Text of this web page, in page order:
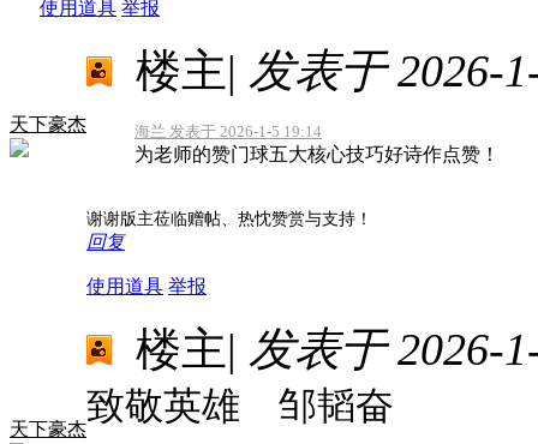
使用道具 举报
天下豪杰
楼主| 发表于 2026-
海兰 发表于 2026-1-5 19:14
为老师的赞门球五大核心技巧好诗作点赞！
谢谢版主莅临赠帖、热忱赞赏与支持！
回复
使用道具 举报
天下豪杰
楼主| 发表于 2026-
致敬英雄 邹韬奋